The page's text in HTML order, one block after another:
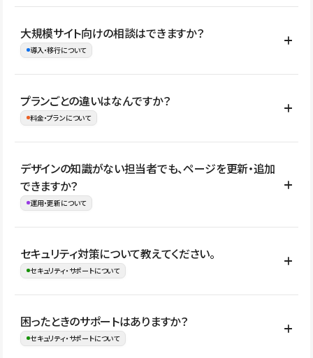
はい。既存サイトの構成やコンテンツ、URLを整理したうえで、
Studio上に再構築する形で移行できます。 WordPressの場合は、
イト全体のデザインや設定がそのまま移行されるわけではないた
め、移行後にページ構成やデザイン、CMS設計、URL・リダイレク
大規模サイト向けの相談はできますか？
導入・移行について
はい。アクセス規模が大きいサイトや、複数部門での運用、権限管
理、セキュリティ確認、既存システムとの連携など、個別の要件が
ない段階でも、お問い合わせください。
お問合せはこちら
プランごとの違いはなんですか？
料金・プランについて
公開ページ数、バージョン履歴の期間、CMS利用数の上限、権限
管理の有無などがプランごとに異なります。詳しくは料金プランペ
ージをご覧ください。
デザインの知識がない担当者でも、ページを更新・追加
できますか？
運用・更新について
はい。CMSやコンポーネントを活用して更新範囲を設計しておく
ことで、デザインを崩しにくい状態で運用できます。 さらにコン
ながらレイアウトに影響を与えずに更新作業を進めやすくなりま
す。
セキュリティ対策について教えてください。
セキュリティ・サポートについて
Studioでは、公開サイトやサービスを安全に利用できるよう、通信
の暗号化、データ保護、アクセス管理、脆弱性対策など、複数の観
困ったときのサポートはありますか？
セキュリティ・サポートについて